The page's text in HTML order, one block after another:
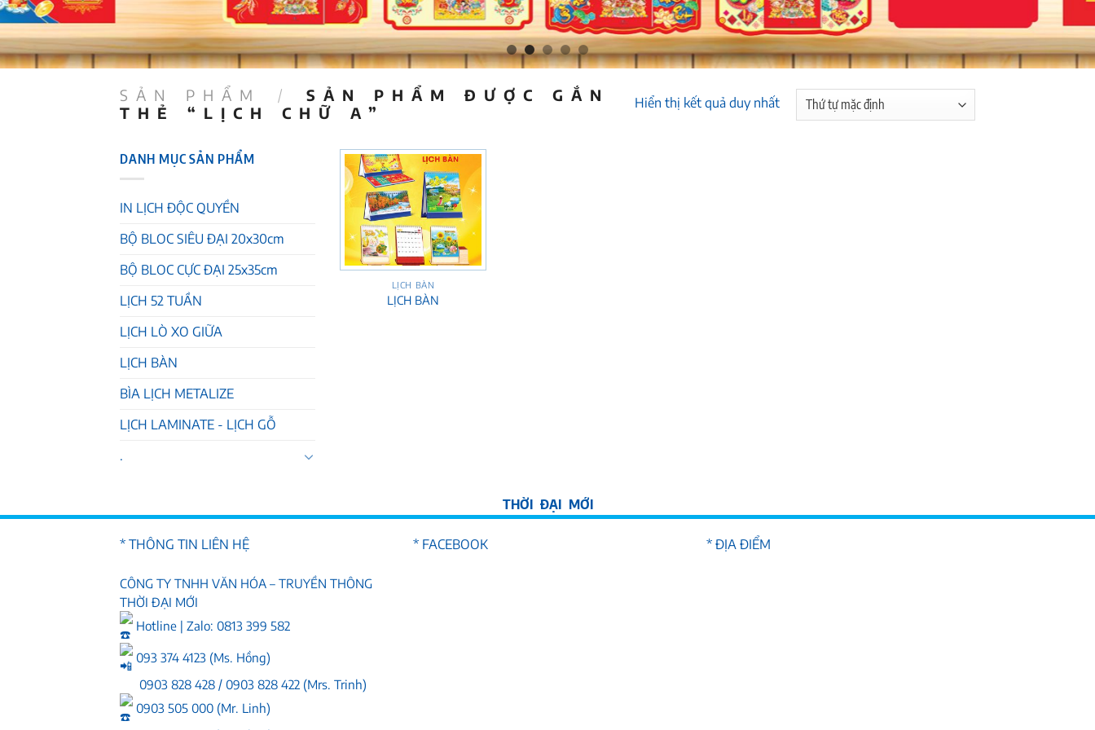
SẢN PHẨM /
SẢN PHẨM ĐƯỢC GẮN
THẺ “LỊCH CHỮ A”
Hiển thị kết quả duy nhất
DANH MỤC SẢN PHẨM
IN LỊCH ĐỘC QUYỀN
BỘ BLOC SIÊU ĐẠI 20x30cm
BỘ BLOC CỰC ĐẠI 25x35cm
LỊCH 52 TUẦN
LỊCH LÒ XO GIỮA
LỊCH BÀN
BÌA LỊCH METALIZE
LỊCH LAMINATE - LỊCH GỖ
.
LỊCH BÀN
LỊCH BÀN
* THÔNG TIN LIÊN HỆ * FACEBOOK * ĐỊA ĐIỂM
CÔNG TY TNHH VĂN HÓA – TRUYỀN THÔNG
THỜI ĐẠI MỚI
Hotline | Zalo: 0813 399 582
093 374 4123 (Ms. Hồng)
0903 828 428 / 0903 828 422 (Mrs. Trinh)
0903 505 000 (Mr. Linh)